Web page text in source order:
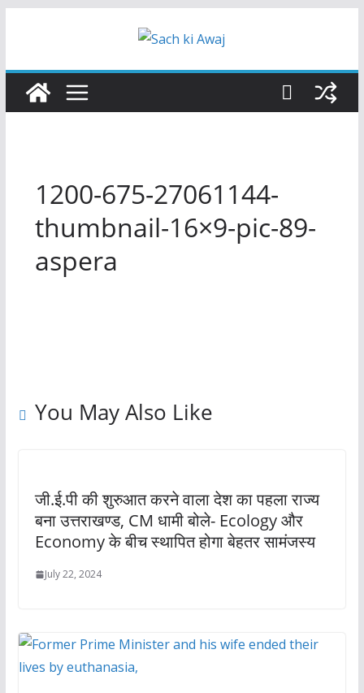
1200-675-27061144-
thumbnail-16×9-pic-89-
aspera
You May Also Like
जी.ई.पी की शुरुआत करने वाला देश का पहला राज्य
बना उत्तराखण्ड, CM धामी बोले- Ecology और
Economy के बीच स्थापित होगा बेहतर सामंजस्य
July 22, 2024